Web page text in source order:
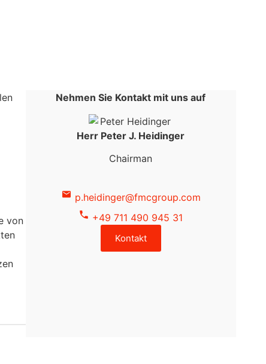
von
Nehmen Sie Kontakt mit uns auf
Herr Peter J. Heidinger
Chairman
p.heidinger@fmcgroup.com
+49 711 490 945 31
Kontakt